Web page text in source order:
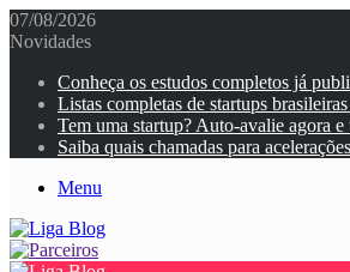
07/08/2026
Novidades
Conheça os estudos completos já
Listas completas de startups
Tem uma startup? Auto-avalie agora
Saiba quais chamadas para
Menu